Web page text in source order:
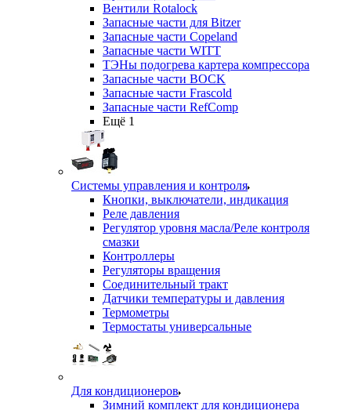
Вентили Rotalock
Запасные части для Bitzer
Запасные части Copeland
Запасные части WITT
ТЭНы подогрева картера компрессора
Запасные части BOCK
Запасные части Frascold
Запасные части RefComp
Ещё 1
Системы управления и контроля
Кнопки, выключатели, индикация
Реле давления
Регулятор уровня масла/Реле контроля
смазки
Контроллеры
Регуляторы вращения
Соединительный тракт
Датчики температуры и давления
Термометры
Термостаты универсальные
Для кондиционеров
Зимний комплект для кондиционера